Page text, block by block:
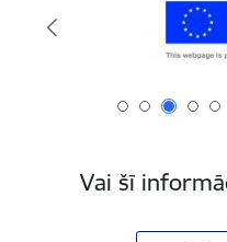
Vai šī